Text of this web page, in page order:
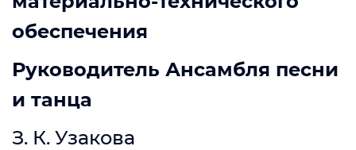
обеспечения
Руководитель Ансамбля песни
и танца
З. К. Узакова